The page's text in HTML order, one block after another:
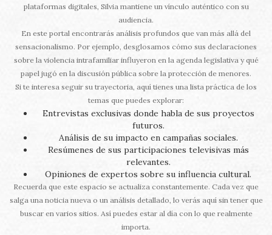
plataformas digitales, Silvia mantiene un vínculo auténtico con su
audiencia.
En este portal encontrarás análisis profundos que van más allá del
sensacionalismo. Por ejemplo, desglosamos cómo sus declaraciones
sobre la violencia intrafamiliar influyeron en la agenda legislativa y qué
papel jugó en la discusión pública sobre la protección de menores.
Si te interesa seguir su trayectoria, aquí tienes una lista práctica de los
temas que puedes explorar:
Entrevistas exclusivas donde habla de sus proyectos
futuros.
Análisis de su impacto en campañas sociales.
Resúmenes de sus participaciones televisivas más
relevantes.
Opiniones de expertos sobre su influencia cultural.
Recuerda que este espacio se actualiza constantemente. Cada vez que
salga una noticia nueva o un análisis detallado, lo verás aquí sin tener que
buscar en varios sitios. Así puedes estar al día con lo que realmente
importa.